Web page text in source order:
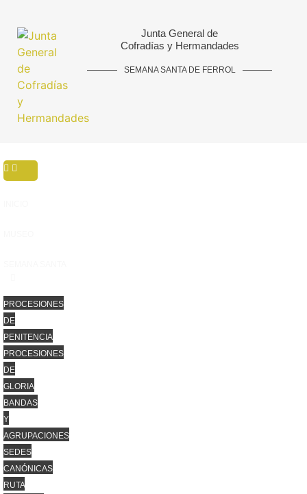
Junta General de
Cofradías y Hermandades
SEMANA SANTA DE FERROL
PROCESIONES
DE
PENITENCIA
PROCESIONES
DE
GLORIA
BANDAS
Y
AGRUPACIONES
SEDES
CANÓNICAS
RUTA